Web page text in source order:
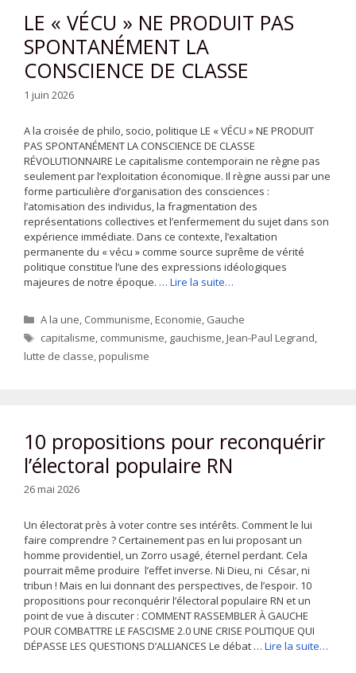
LE « VÉCU » NE PRODUIT PAS
SPONTANÉMENT LA
CONSCIENCE DE CLASSE
1 juin 2026
A la croisée de philo, socio, politique LE « VÉCU » NE PRODUIT
PAS SPONTANÉMENT LA CONSCIENCE DE CLASSE
RÉVOLUTIONNAIRE Le capitalisme contemporain ne règne pas
seulement par l’exploitation économique. Il règne aussi par une
forme particulière d’organisation des consciences :
l’atomisation des individus, la fragmentation des
représentations collectives et l’enfermement du sujet dans son
expérience immédiate. Dans ce contexte, l’exaltation
permanente du « vécu » comme source suprême de vérité
politique constitue l’une des expressions idéologiques
majeures de notre époque. … Lire la suite…
Catégories
A la une, Communisme,Economie, Gauche
Étiquettes
capitalisme, communisme, gauchisme,Jean-Paul Legrand,
lutte de classe,populisme
10 propositions pour reconquérir
l’électoral populaire RN
26 mai 2026
Un électorat près à voter contre ses intérêts. Comment le lui
faire comprendre ? Certainement pas en lui proposant un
homme providentiel, un Zorro usagé, éternel perdant. Cela
pourrait même produire l’effet inverse. Ni Dieu, ni César, ni
tribun ! Mais en lui donnant des perspectives, de l’espoir. 10
propositions pour reconquérir l’électoral populaire RN et un
point de vue à discuter : COMMENT RASSEMBLER À GAUCHE
POUR COMBATTRE LE FASCISME 2.0 UNE CRISE POLITIQUE QUI
DÉPASSE LES QUESTIONS D’ALLIANCES Le débat … Lire la suite…